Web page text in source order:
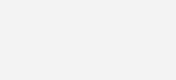
Weise.